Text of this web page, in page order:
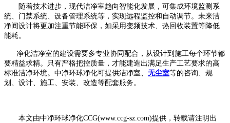
随着技术进步，现代洁净室趋向智能化发展，可集成环境监测系
统、门禁系统、设备管理系统等，实现远程监控和自动调节。未来洁
净间设计将更加注重节能环保，如采用变频技术、热回收装置等降低
能耗。
净化洁净室的建设需要多专业协同配合，从设计到施工每个环节都
要精益求精。只有严格把控质量，才能建造出满足生产工艺要求的高
标准洁净环境。中净环球净化可提供洁净室、 无尘室等的咨询、规
划、设计、施工、安装、改造等配套服务。
本文由中净环球净化CCG(www.ccg-sz.com)提供，转载请注明出